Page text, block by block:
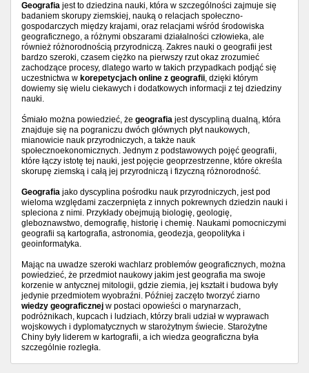
Geografia jest to dziedzina nauki, która w szczególności zajmuje się
badaniem skorupy ziemskiej, nauką o relacjach społeczno-
gospodarczych między krajami, oraz relacjami wśród środowiska
geograficznego, a różnymi obszarami działalności człowieka, ale
również różnorodnością przyrodniczą. Zakres nauki o geografii jest
bardzo szeroki, czasem ciężko na pierwszy rzut okaz zrozumieć
zachodzące procesy, dlatego warto w takich przypadkach podjąć się
uczestnictwa w korepetycjach online z geografii, dzięki którym
dowiemy się wielu ciekawych i dodatkowych informacji z tej dziedziny
nauki.
Śmiało można powiedzieć, że geografia jest dyscypliną dualną, która
znajduje się na pograniczu dwóch głównych płyt naukowych,
mianowicie nauk przyrodniczych, a także nauk
społecznoekonomicznych. Jednym z podstawowych pojęć geografii,
które łączy istotę tej nauki, jest pojęcie geoprzestrzenne, które określa
skorupę ziemską i całą jej przyrodniczą i fizyczną różnorodność.
Geografia jako dyscyplina pośrodku nauk przyrodniczych, jest pod
wieloma względami zaczerpnięta z innych pokrewnych dziedzin nauki i
spleciona z nimi. Przykłady obejmują biologię, geologię,
gleboznawstwo, demografię, historię i chemię. Naukami pomocniczymi
geografii są kartografia, astronomia, geodezja, geopolityka i
geoinformatyka.
Mając na uwadze szeroki wachlarz problemów geograficznych, można
powiedzieć, że przedmiot naukowy jakim jest geografia ma swoje
korzenie w antycznej mitologii, gdzie ziemia, jej kształt i budowa były
jedynie przedmiotem wyobraźni. Później zaczęto tworzyć ziarno
wiedzy geograficznej w postaci opowieści o marynarzach,
podróżnikach, kupcach i ludziach, którzy brali udział w wyprawach
wojskowych i dyplomatycznych w starożytnym świecie. Starożytne
Chiny były liderem w kartografii, a ich wiedza geograficzna była
szczególnie rozległa.